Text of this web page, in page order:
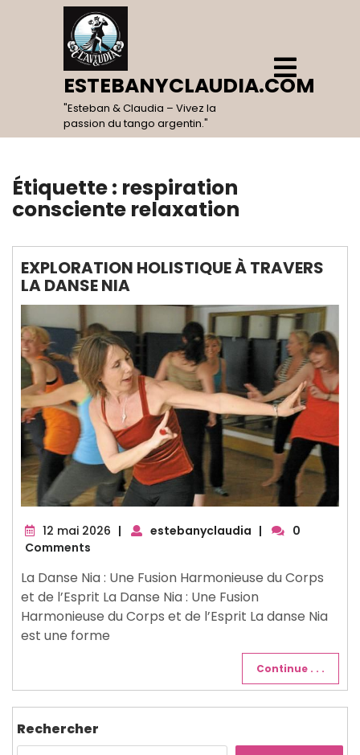
ESTEBANYCLAUDIA.COM
"Esteban & Claudia – Vivez la
passion du tango argentin."
Open
Menu
Étiquette : respiration
consciente relaxation
EXPLORATION HOLISTIQUE À TRAVERS
LA DANSE NIA
12 mai 2026 12| estebanyclaudia |
0
Comments
La Danse Nia : Une Fusion Harmonieuse du Corps
et de l’Esprit La Danse Nia : Une Fusion
Harmonieuse du Corps et de l’Esprit La danse Nia
est une forme
Continue . . .
Rechercher